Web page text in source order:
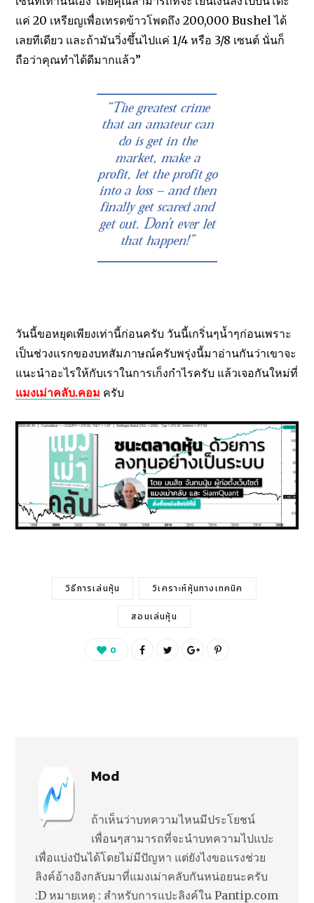
แค่ 20 เหรียญเพื่อเทรดข้าวโพดถึง 200,000 Bushel ได้
เลยทีเดียว และถ้ามันวิ่งขึ้นไปแค่ 1/4 หรือ 3/8 เซนต์ นั่นก็
ถือว่าคุณทำได้ดีมากแล้ว”
วันนี้ขอหยุดเพียงเท่านี้ก่อนครับ วันนี้เกริ่นๆน้ำๆก่อนเพราะ
เป็นช่วงแรกของบทสัมภาษณ์ครับพรุ่งนี้มาอ่านกันว่าเขาจะ
แนะนำอะไรให้กับเราในการเก็งกำไรครับ แล้วเจอกันใหม่ที่
แมงเม่าคลับ.คอม ครับ
วิธีการเล่นหุ้น วิเคราะห์หุ้นทางเทคนิค
สอนเล่นหุ้น
0
Mod
ถ้าเห็นว่าบทความไหนมีประโยชน์
เพื่อนๆสามารถที่จะนำบทความไปแปะ
เพื่อแบ่งปันได้โดยไม่มีปัญหา แต่ยังไงขอแรงช่วย
ลิงค์อ้างอิงกลับมาที่แมงเม่าคลับกันหน่อยนะครับ
:D หมายเหตุ : สำหรับการแปะลิงค์ใน Pantip.com